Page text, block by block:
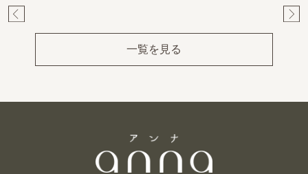
一覧を見る